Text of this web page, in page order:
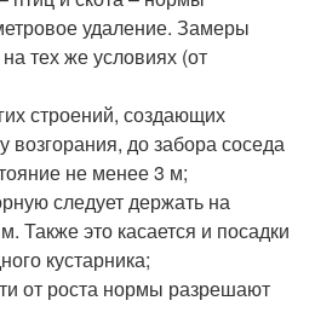
удаление. Замеры
тех же условиях (от
строений, создающих
возгорания, до забора соседа
не менее 3 м;
следует держать на
Также это касается и посадки
кустарника;
от роста нормы разрешают